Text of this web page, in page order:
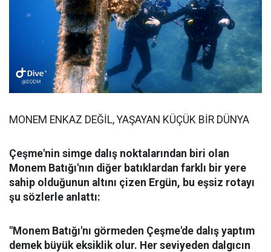
MONEM ENKAZ DEĞİL, YAŞAYAN KÜÇÜK BİR DÜNYA
Çeşme'nin simge dalış noktalarından biri olan
Monem Batığı'nın diğer batıklardan farklı bir yere
sahip olduğunun altını çizen Ergün, bu eşsiz rotayı
şu sözlerle anlattı:
"Monem Batığı'nı görmeden Çeşme'de dalış yaptım
demek büyük eksiklik olur. Her seviyeden dalgıcın